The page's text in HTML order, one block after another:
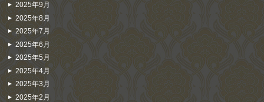
2025年9月
2025年8月
2025年7月
2025年6月
2025年5月
2025年4月
2025年3月
2025年2月